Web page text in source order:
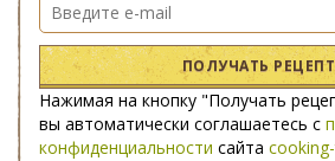
ПОЛУЧАТЬ
Нажимая на кнопку "Получать
вы автоматически соглашаетесь с
конфиденциальности сайта